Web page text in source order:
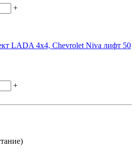
+
LADA 4x4, Chevrolet Niva лифт 50
+